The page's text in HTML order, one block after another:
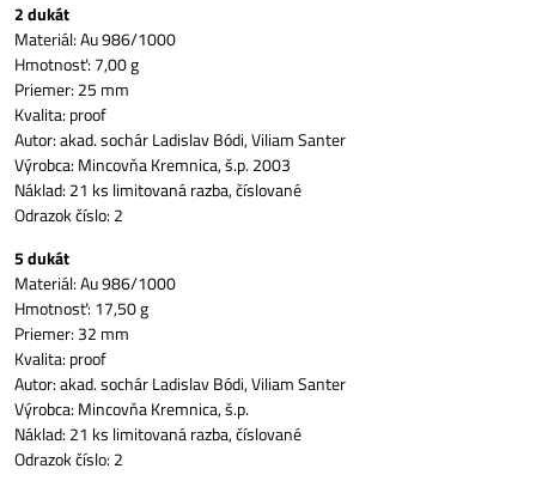
2 dukát
Materiál: Au 986/1000
Hmotnosť: 7,00 g
Priemer: 25 mm
Kvalita: proof
Autor: akad. sochár Ladislav Bódi, Viliam Santer
Výrobca: Mincovňa Kremnica, š.p. 2003
Náklad: 21 ks limitovaná razba, číslované
Odrazok číslo: 2
5 dukát
Materiál: Au 986/1000
Hmotnosť: 17,50 g
Priemer: 32 mm
Kvalita: proof
Autor: akad. sochár Ladislav Bódi, Viliam Santer
Výrobca: Mincovňa Kremnica, š.p.
Náklad: 21 ks limitovaná razba, číslované
Odrazok číslo: 2